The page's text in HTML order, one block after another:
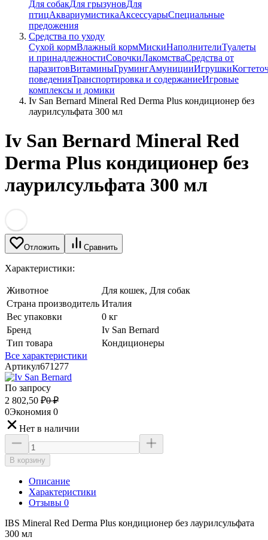
Для собакДля грызуновДля
птицАквариумистикаАксессуарыСпециальные
предожения
Средства по уходу
Сухой кормВлажный кормМискиНаполнителиТуалеты
и принадлежностиСовочкиЛакомстваСредства от
паразитовВитаминыГрумингАмуницииИгрушки
поведенияТранспортировка и содержаниеИгровые
комплексы и домики
Iv San Bernard Mineral Red Derma Plus кондиционер без
лаурилсульфата 300 мл
Iv San Bernard Mineral Red
Derma Plus кондиционер без
лаурилсульфата 300 мл
Отложить Сравнить
Характеристики:
Животное
Для кошек, Для собак
Страна производитель Италия
Вес упаковки
0 кг
Бренд
Iv San Bernard
Тип товара
Кондиционеры
Все характеристики
Артикул671277
По запросу
2 802,50 ₽0 ₽
0Экономия 0
Нет в наличии
В корзину
Описание
Характеристики
Отзывы 0
IBS Mineral Red Derma Plus кондиционер без лаурилсульфата
300 мл